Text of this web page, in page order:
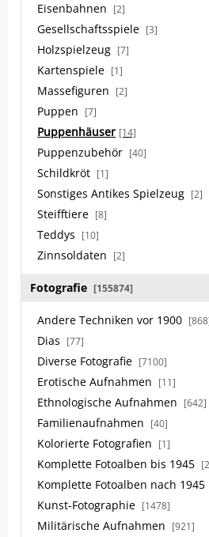
Eisenbahnen [2]
Gesellschaftsspiele [3]
Holzspielzeug [7]
Kartenspiele [1]
Massefiguren [2]
Puppen [7]
Puppenhäuser [14]
Puppenzubehör [40]
Schildkröt [1]
Sonstiges Antikes Spielzeug [2]
Steifftiere [8]
Teddys [10]
Zinnsoldaten [2]
Fotografie [155874]
Andere Techniken vor 1900
Dias [77]
Diverse Fotografie [7100]
Erotische Aufnahmen [11]
Ethnologische Aufnahmen [642]
Familienaufnahmen [40]
Kolorierte Fotografien [1]
Komplette Fotoalben bis 1945
Komplette Fotoalben nach 1945
Kunst-Fotographie [1478]
Militärische Aufnahmen [921]